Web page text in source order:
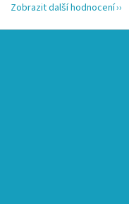
Zobrazit další hodnocení